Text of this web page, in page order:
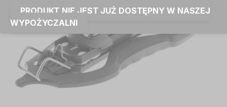
PRODUKT NIE JEST JUŻ DOSTĘPNY W NASZEJ
WYPOŻYCZALNI